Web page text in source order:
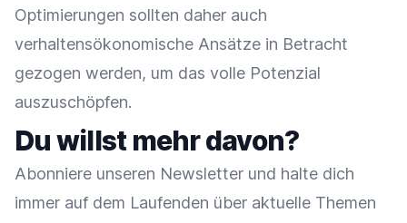
Optimierungen sollten daher auch
verhaltensökonomische Ansätze in Betracht
gezogen werden, um das volle Potenzial
auszuschöpfen.
Du willst mehr davon?
Abonniere unseren Newsletter und halte dich
immer auf dem Laufenden über aktuelle Themen